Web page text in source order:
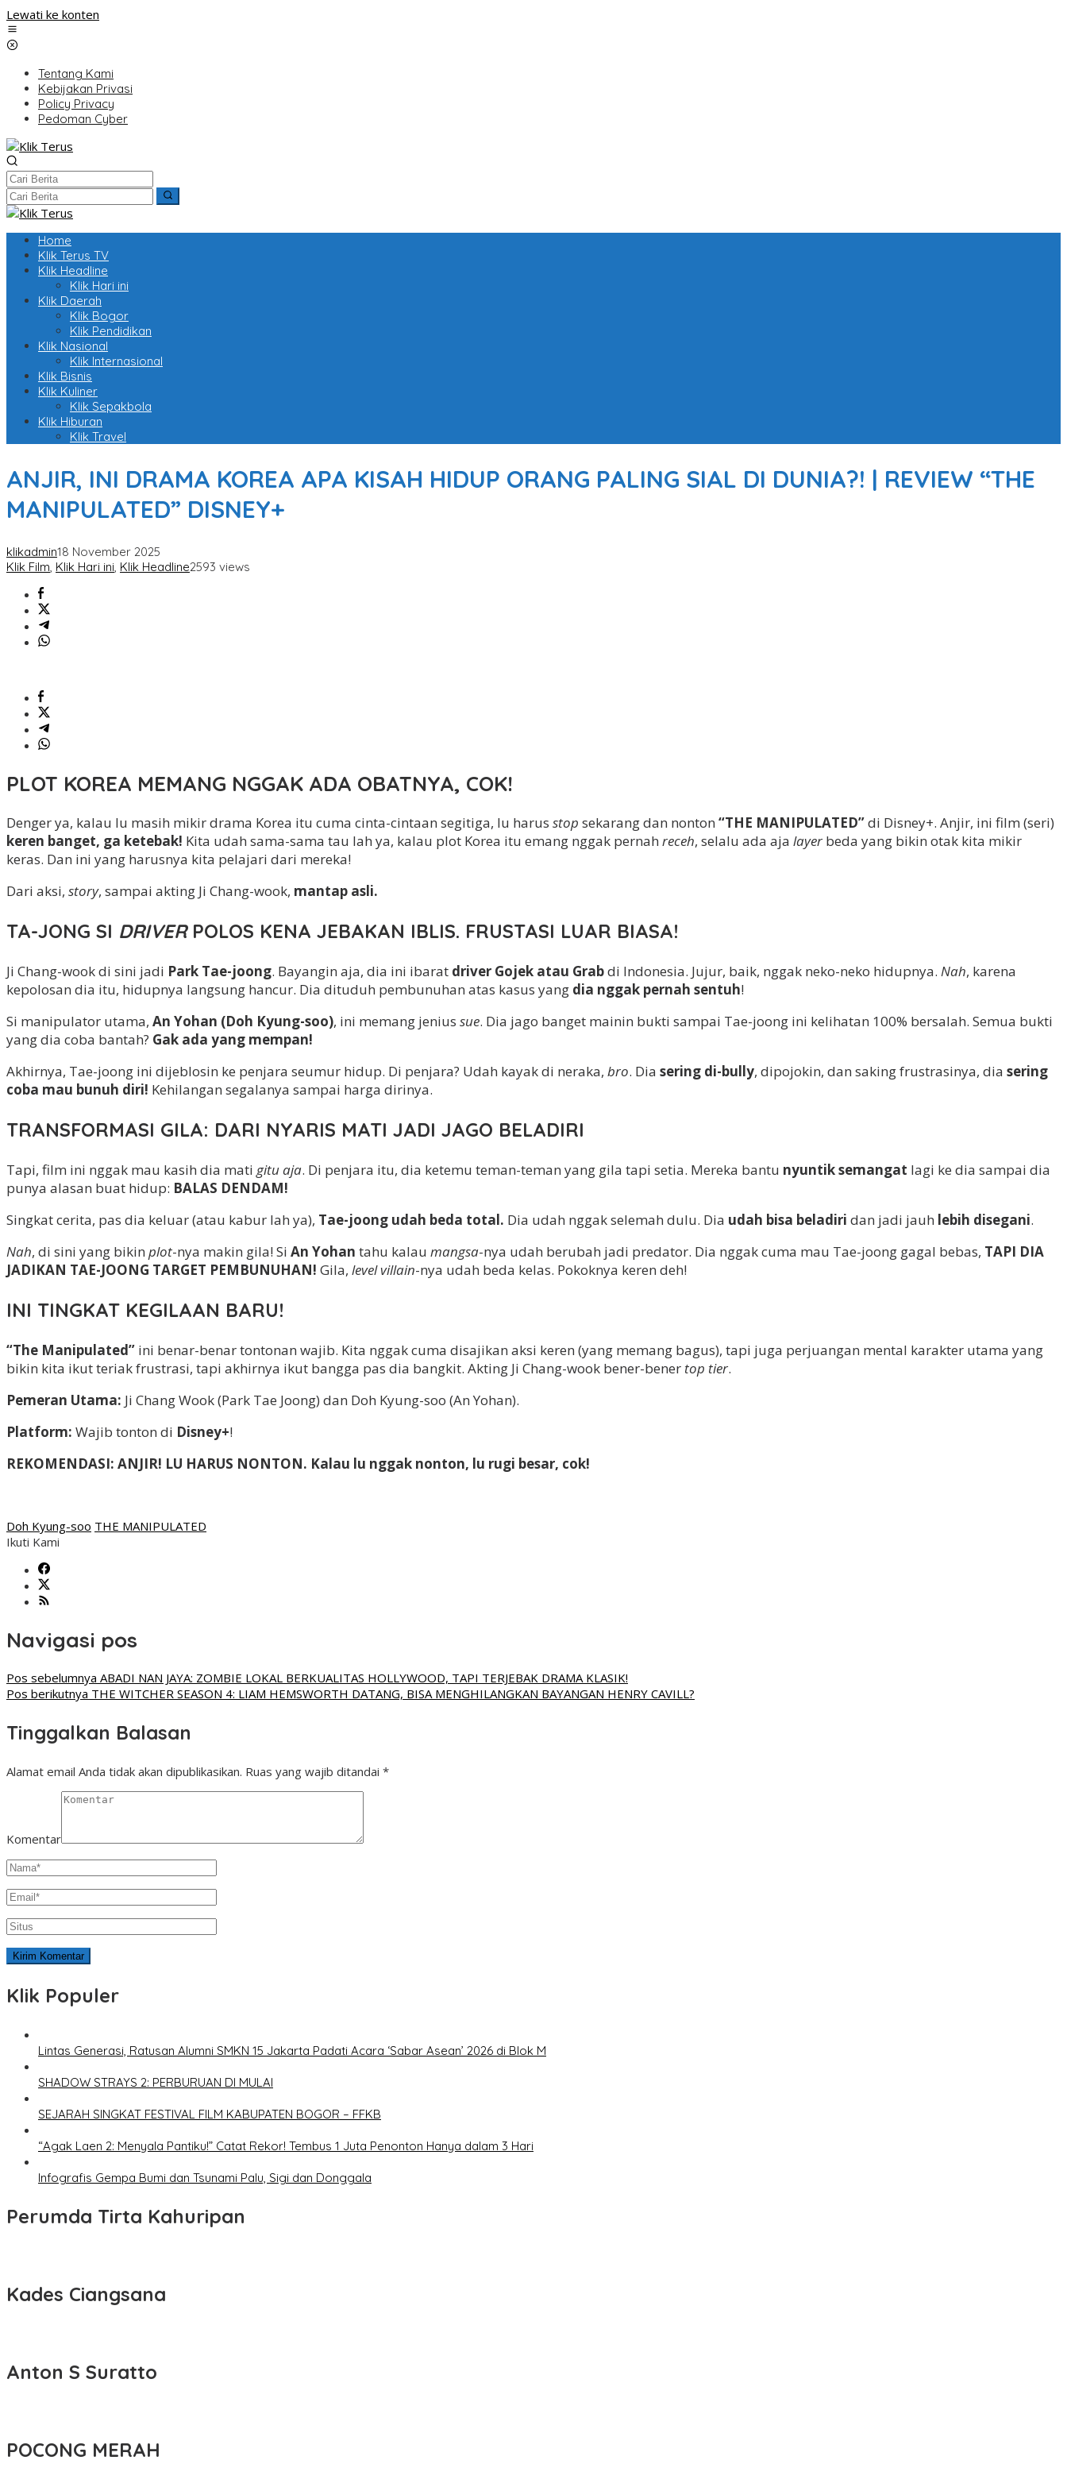
Lewati ke konten
Tentang Kami
Kebijakan Privasi
Policy Privacy
Pedoman Cyber
Home
Klik Terus TV
Klik Headline
Klik Hari ini
Klik Daerah
Klik Bogor
Klik Pendidikan
Klik Nasional
Klik Internasional
Klik Bisnis
Klik Kuliner
Klik Sepakbola
Klik Hiburan
Klik Travel
ANJIR, INI DRAMA KOREA APA KISAH HIDUP ORANG PALING SIAL DI DUNIA?! | REVIEW “THE
MANIPULATED” DISNEY+
klikadmin18 November 2025
Klik Film, Klik Hari ini, Klik Headline2593 views
PLOT KOREA MEMANG NGGAK ADA OBATNYA, COK!
Denger ya, kalau lu masih mikir drama Korea itu cuma cinta-cintaan segitiga, lu harus stop sekarang dan nonton “THE MANIPULATED”di Disney+. Anjir, ini film (seri)
keren banget, ga ketebak! Kita udah sama-sama tau lah ya, kalau plot Korea itu emang nggak pernah receh, selalu ada aja layer beda yang bikin otak kita mikir
keras. Dan ini yang harusnya kita pelajari dari mereka!
Dari aksi, story, sampai akting Ji Chang-wook, mantap asli.
TA-JONG SI DRIVERPOLOS KENA JEBAKAN IBLIS. FRUSTASI LUAR BIASA!
Ji Chang-wook di sini jadi Park Tae-joong. Bayangin aja, dia ini ibarat driver Gojek atau Grabdi Indonesia. Jujur, baik, nggak neko-neko hidupnya. Nah, karena
kepolosan dia itu, hidupnya langsung hancur. Dia dituduh pembunuhan atas kasus yang dia nggak pernah sentuh!
Si manipulator utama, An Yohan (Doh Kyung-soo), ini memang jenius sue. Dia jago banget mainin bukti sampai Tae-joong ini kelihatan 100% bersalah. Semua bukti
yang dia coba bantah? Gak ada yang mempan!
Akhirnya, Tae-joong ini dijeblosin ke penjara seumur hidup. Di penjara? Udah kayak di neraka, bro. Dia sering di-bully, dipojokin, dan saking frustrasinya, dia sering
coba mau bunuh diri! Kehilangan segalanya sampai harga dirinya.
TRANSFORMASI GILA: DARI NYARIS MATI JADI JAGO BELADIRI
Tapi, film ini nggak mau kasih dia mati gitu aja. Di penjara itu, dia ketemu teman-teman yang gila tapi setia. Mereka bantu nyuntik semangat lagi ke dia sampai dia
punya alasan buat hidup: BALAS DENDAM!
Singkat cerita, pas dia keluar (atau kabur lah ya), Tae-joong udah beda total. Dia udah nggak selemah dulu. Dia udah bisa beladiri dan jadi jauh lebih disegani.
Nah, di sini yang bikin plot-nya makin gila! Si An Yohan tahu kalau mangsa-nya udah berubah jadi predator. Dia nggak cuma mau Tae-joong gagal bebas, TAPI DIA
JADIKAN TAE-JOONG TARGET PEMBUNUHAN! Gila, level villain-nya udah beda kelas. Pokoknya keren deh!
INI TINGKAT KEGILAAN BARU!
“The Manipulated” ini benar-benar tontonan wajib. Kita nggak cuma disajikan aksi keren (yang memang bagus), tapi juga perjuangan mental karakter utama yang
bikin kita ikut teriak frustrasi, tapi akhirnya ikut bangga pas dia bangkit. Akting Ji Chang-wook bener-bener top tier.
Pemeran Utama: Ji Chang Wook (Park Tae Joong) dan Doh Kyung-soo (An Yohan).
Platform: Wajib tonton di Disney+!
REKOMENDASI: ANJIR! LU HARUS NONTON. Kalau lu nggak nonton, lu rugi besar, cok!
Doh Kyung-soo THE MANIPULATED
Ikuti Kami
Navigasi pos
Pos sebelumnya ABADI NAN JAYA: ZOMBIE LOKAL BERKUALITAS HOLLYWOOD, TAPI TERJEBAK DRAMA KLASIK!
Pos berikutnya THE WITCHER SEASON 4: LIAM HEMSWORTH DATANG, BISA MENGHILANGKAN BAYANGAN HENRY CAVILL?
Tinggalkan Balasan
Alamat email Anda tidak akan dipublikasikan. Ruas yang wajib ditandai *
Komentar
Klik Populer
Lintas Generasi, Ratusan Alumni SMKN 15 Jakarta Padati Acara ‘Sabar Asean’ 2026 di Blok M
SHADOW STRAYS 2: PERBURUAN DI MULAI
SEJARAH SINGKAT FESTIVAL FILM KABUPATEN BOGOR – FFKB
“Agak Laen 2: Menyala Pantiku!” Catat Rekor! Tembus 1 Juta Penonton Hanya dalam 3 Hari
Infografis Gempa Bumi dan Tsunami Palu, Sigi dan Donggala
Perumda Tirta Kahuripan
Kades Ciangsana
Anton S Suratto
POCONG MERAH